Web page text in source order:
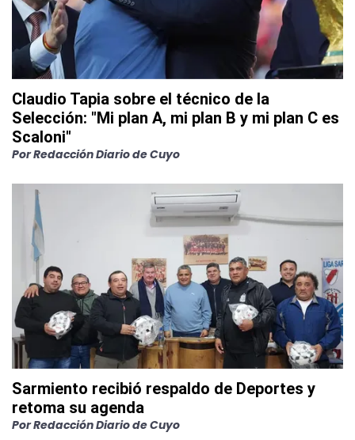
Claudio Tapia sobre el técnico de la
Selección: "Mi plan A, mi plan B y mi plan C es
Scaloni"
PorRedacción Diario de Cuyo
Sarmiento recibió respaldo de Deportes y
retoma su agenda
PorRedacción Diario de Cuyo